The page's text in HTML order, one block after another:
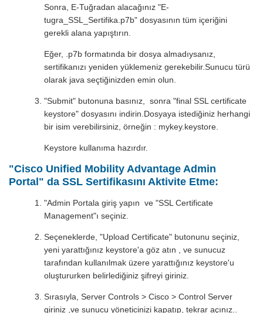
Sonra, E-Tuğradan alacağınız "E-
tugra_SSL_Sertifika.p7b" dosyasının tüm içeriğini
gerekli alana yapıştırın.
Eğer, .p7b formatında bir dosya almadıysanız,
sertifikanızı yeniden yüklemeniz gerekebilir.Sunucu türü
olarak java seçtiğinizden emin olun.
"Submit" butonuna basınız, sonra "final SSL certificate
keystore" dosyasını indirin.Dosyaya istediğiniz herhangi
bir isim verebilirsiniz, örneğin : mykey.keystore.
Keystore kullanıma hazırdır.
"Cisco Unified Mobility Advantage Admin
Portal" da SSL Sertifikasını Aktivite Etme:
"Admin Portala giriş yapın ve "SSL Certificate
Management"ı seçiniz.
Seçeneklerde, "Upload Certificate" butonunu seçiniz,
yeni yarattığınız keystore'a göz atın , ve sunucuz
tarafından kullanılmak üzere yarattığınız keystore'u
oluştururken belirlediğiniz şifreyi giriniz.
Sırasıyla, Server Controls > Cisco > Control Server
giriniz ,ve sunucu yöneticinizi kapatıp, tekrar açınız..